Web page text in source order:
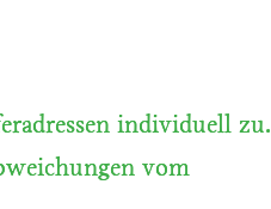
individuell zu.
vom